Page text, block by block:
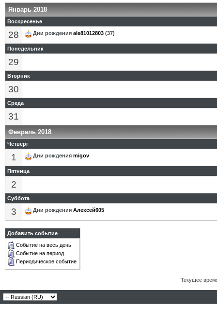
Январь 2018
Воскресенье
28 Дни рождения ale81012803 (37)
Понедельник
29
Вторник
30
Среда
31
Февраль 2018
Четверг
1 Дни рождения migov
Пятница
2
Суббота
3 Дни рождения Алексей605
Добавить событие
Событие на весь день
Событие на период
Периодическое событие
Текущее